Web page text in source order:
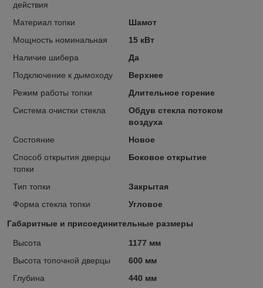
действия
Материал топки
Шамот
Мощность номинальная
15 кВт
Наличие шибера
Да
Подключение к дымоходу
Верхнее
Режим работы топки
Длительное горение
Система очистки стекла
Обдув стекла потоком
воздуха
Состояние
Новое
Способ открытия дверцы
топки
Боковое открытие
Тип топки
Закрытая
Форма стекла топки
Угловое
Габаритные и присоединительные размеры
Высота
1177 мм
Высота топочной дверцы
600 мм
Глубина
440 мм